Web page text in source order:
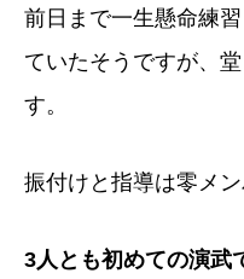
前日まで一生懸命練
ていたそうですが、
す。
振付けと指導は零メ
3人とも初めての演武